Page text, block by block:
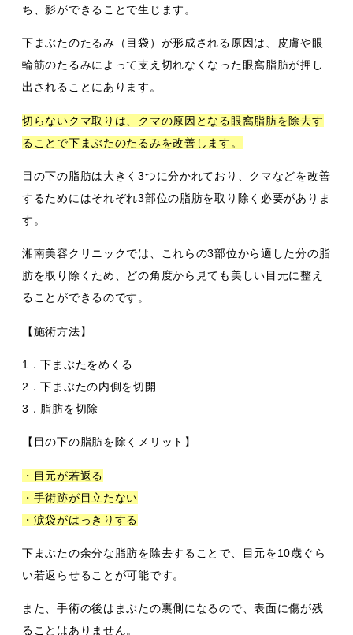
ち、影ができることで生じます。
下まぶたのたるみ（目袋）が形成される原因は、皮膚や眼
輪筋のたるみによって支え切れなくなった眼窩脂肪が押し
出されることにあります。
切らないクマ取りは、クマの原因となる眼窩脂肪を除去す
ることで下まぶたのたるみを改善します。
目の下の脂肪は大きく3つに分かれており、クマなどを改善
するためにはそれぞれ3部位の脂肪を取り除く必要がありま
す。
湘南美容クリニックでは、これらの3部位から適した分の脂
肪を取り除くため、どの角度から見ても美しい目元に整え
ることができるのです。
【施術方法】
1．下まぶたをめくる
2．下まぶたの内側を切開
3．脂肪を切除
【目の下の脂肪を除くメリット】
・目元が若返る
・手術跡が目立たない
・涙袋がはっきりする
下まぶたの余分な脂肪を除去することで、目元を10歳ぐら
い若返らせることが可能です。
また、手術の後はまぶたの裏側になるので、表面に傷が残
ることはありません。